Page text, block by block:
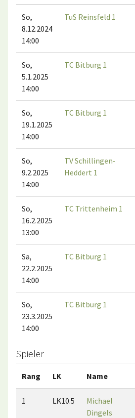
So,
8.12.2024
14:00
TuS Reinsfeld 1
So,
5.1.2025
14:00
TC Bitburg 1
So,
19.1.2025
14:00
TC Bitburg 1
So,
9.2.2025
14:00
TV Schillingen-
Heddert 1
So,
16.2.2025
13:00
TC Trittenheim 1
Sa,
22.2.2025
14:00
TC Bitburg 1
So,
23.3.2025
14:00
TC Bitburg 1
Spieler
Rang LK Name
1 LK10.5
Michael
Dingels